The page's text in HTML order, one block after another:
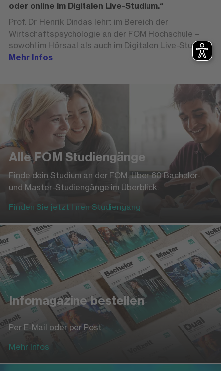
oder online im Digitalen Live-Studium.“
Prof. Dr. Henrik Dindas lehrt im Bereich der
Wirtschaftspsychologie an der FOM Hochschule –
sowohl im Hörsaal als auch im Digitalen Live-Studium.
Im Interview spricht er über Future Skills für die
Vorlesungen mit Berufstätigen so besonders macht.
Mehr Infos
Alle FOM Studiengänge
Finde dein Studium an der FOM. Über 60 Bachelor-
und Master-Studiengänge im Überblick.
Finden Sie jetzt Ihren Studiengang
Infomagazine bestellen
Per E-Mail oder per Post
Mehr Infos